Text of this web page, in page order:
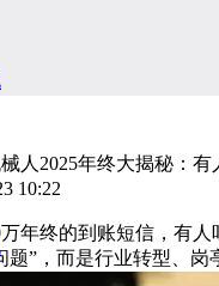
械人2025年终大揭秘：有
10:22
终的到账短信，有人吐
题”，而是行业转型、